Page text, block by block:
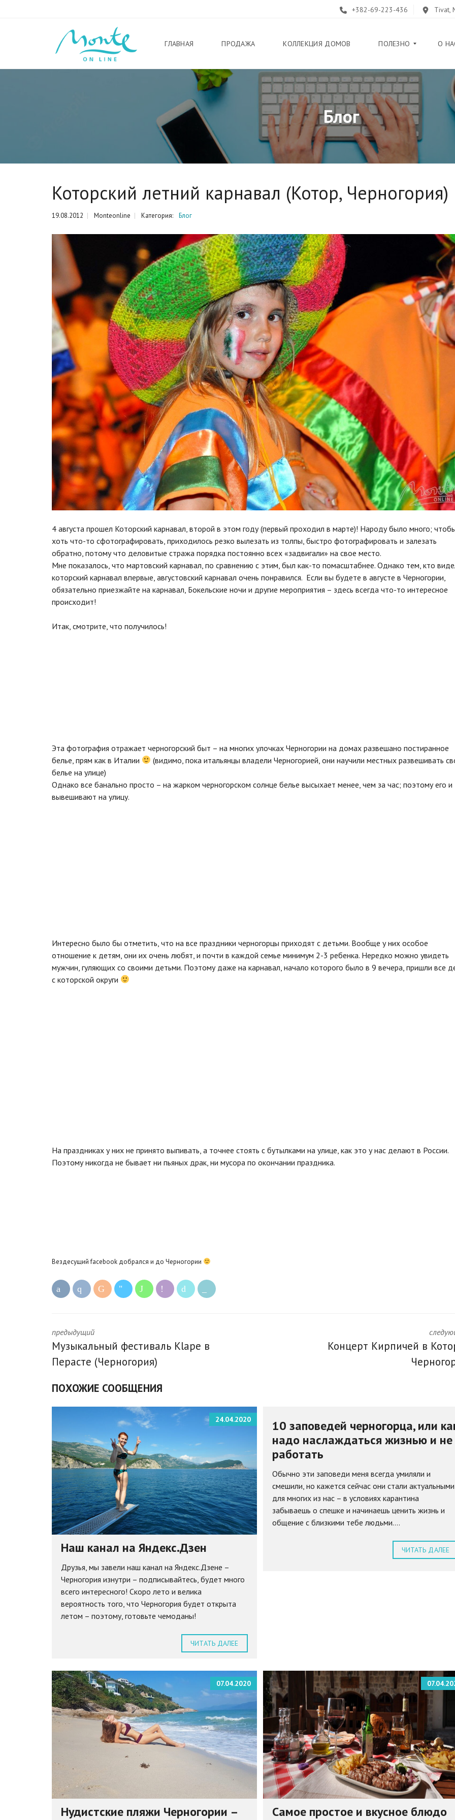
+382-69-223-436 Tivat,
ГЛАВНАЯ ПРОДАЖА КОЛЛЕКЦИЯ ДОМОВ ПОЛЕЗНО
Л
О
Г
П
Т
О
Д
Л
Е
З
И
Я
О
Блог
Которский летний карнавал (Котор, Черногория)
19.08.2012 Monteonline Категория: Блог
4 августа прошел Которский карнавал, второй в этом году (первый проходил в марте)! Народу было много;
хоть что-то сфотографировать, приходилось резко вылезать из толпы, быстро фотографировать и залезать
обратно, потому что деловитые стража порядка постоянно всех «задвигали» на свое место.
Мне показалось, что мартовский карнавал, по сравнению с этим, был как-то помасштабнее. Однако тем, кто
которский карнавал впервые, августовский карнавал очень понравился. Если вы будете в августе в Черногории,
обязательно приезжайте на карнавал, Бокельские ночи и другие мероприятия – здесь всегда что-то интересное
происходит!
Итак, смотрите, что получилось!
Эта фотография отражает черногорский быт – на многих улочках Черногории на домах развешано постиранное
белье, прям как в Италии
(видимо, пока итальянцы владели Черногорией, они научили местных развешивать
белье на улице)
Однако все банально просто – на жарком черногорском солнце белье высыхает менее, чем за час; поэтому его и
вывешивают на улицу.
Интересно было бы отметить, что на все праздники черногорцы приходят с детьми. Вообще у них особое
отношение к детям, они их очень любят, и почти в каждой семье минимум 2-3 ребенка. Нередко можно увидеть
мужчин, гуляющих со своими детьми. Поэтому даже на карнавал, начало которого было в 9 вечера, пришли все
с которской округи
На праздниках у них не принято выпивать, а точнее стоять с бутылками на улице, как это у нас делают в России.
Поэтому никогда не бывает ни пьяных драк, ни мусора по окончании праздника.
Вездесущий facebook добрался и до Черногории
предыдущий
Музыкальный фестиваль Klape в
Перасте (Черногория)
Концерт Кирпичей в
ПОХОЖИЕ СООБЩЕНИЯ
24.04.2020
Наш канал на Яндекс.Дзен
Друзья, мы завели наш канал на Яндекс.Дзене –
Черногория изнутри – подписывайтесь, будет много
всего интересного! Скоро лето и велика
вероятность того, что Черногория будет открыта
летом – поэтому, готовьте чемоданы!
ЧИТАТЬ ДАЛЕЕ
10 заповедей черногорца, или
надо наслаждаться жизнью и не
работать
Обычно эти заповеди меня всегда умиляли и
смешили, но кажется сейчас они стали актуальными
для многих из нас – в условиях карантина
забываешь о спешке и начинаешь ценить жизнь и
общение с близкими тебе людьми....
ЧИТАТЬ ДАЛЕЕ
07.04.2020
Нудистские пляжи Черногории –
Самое простое и вкусное блюдо